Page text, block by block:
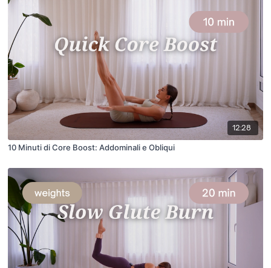
12:28
10 Minuti di Core Boost: Addominali e Obliqui